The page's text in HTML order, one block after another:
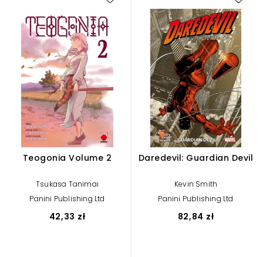
Teogonia Volume 2
Tsukasa Tanimai
Panini Publishing Ltd
42,33 zł
Daredevil: Guardian Devil
Kevin Smith
Panini Publishing Ltd
82,84 zł